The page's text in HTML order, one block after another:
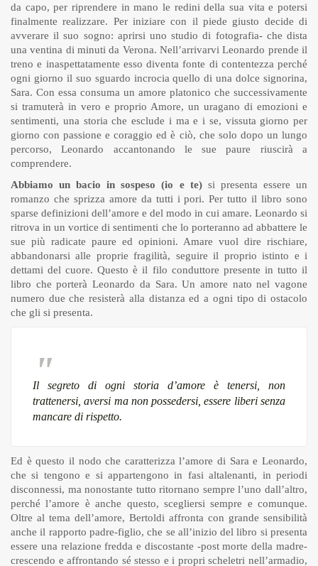
da capo, per riprendere in mano le redini della sua vita e potersi
finalmente realizzare. Per iniziare con il piede giusto decide di
avverare il suo sogno: aprirsi uno studio di fotografia- che dista
una ventina di minuti da Verona. Nell’arrivarvi Leonardo prende il
treno e inaspettatamente esso diventa fonte di contentezza perché
ogni giorno il suo sguardo incrocia quello di una dolce signorina,
Sara. Con essa consuma un amore platonico che successivamente
si tramuterà in vero e proprio Amore, un uragano di emozioni e
sentimenti, una storia che esclude i ma e i se, vissuta giorno per
giorno con passione e coraggio ed è ciò, che solo dopo un lungo
percorso, Leonardo accantonando le sue paure riuscirà a
comprendere.
Abbiamo un bacio in sospeso (io e te)si presenta essere un
romanzo che sprizza amore da tutti i pori. Per tutto il libro sono
sparse definizioni dell’amore e del modo in cui amare. Leonardo si
ritrova in un vortice di sentimenti che lo porteranno ad abbattere le
sue più radicate paure ed opinioni. Amare vuol dire rischiare,
abbandonarsi alle proprie fragilità, seguire il proprio istinto e i
dettami del cuore. Questo è il filo conduttore presente in tutto il
libro che porterà Leonardo da Sara. Un amore nato nel vagone
numero due che resisterà alla distanza ed a ogni tipo di ostacolo
che gli si presenta.
Il segreto di ogni storia d’amore è tenersi, non
trattenersi, aversi ma non possedersi, essere liberi senza
mancare di rispetto.
Ed è questo il nodo che caratterizza l’amore di Sara e Leonardo,
che si tengono e si appartengono in fasi altalenanti, in periodi
disconnessi, ma nonostante tutto ritornano sempre l’uno dall’altro,
perché l’amore è anche questo, scegliersi sempre e comunque.
Oltre al tema dell’amore, Bertoldi affronta con grande sensibilità
anche il rapporto padre-figlio, che se all’inizio del libro si presenta
essere una relazione fredda e discostante -post morte della madre-
crescendo e affrontando sé stesso e i propri scheletri nell’armadio,